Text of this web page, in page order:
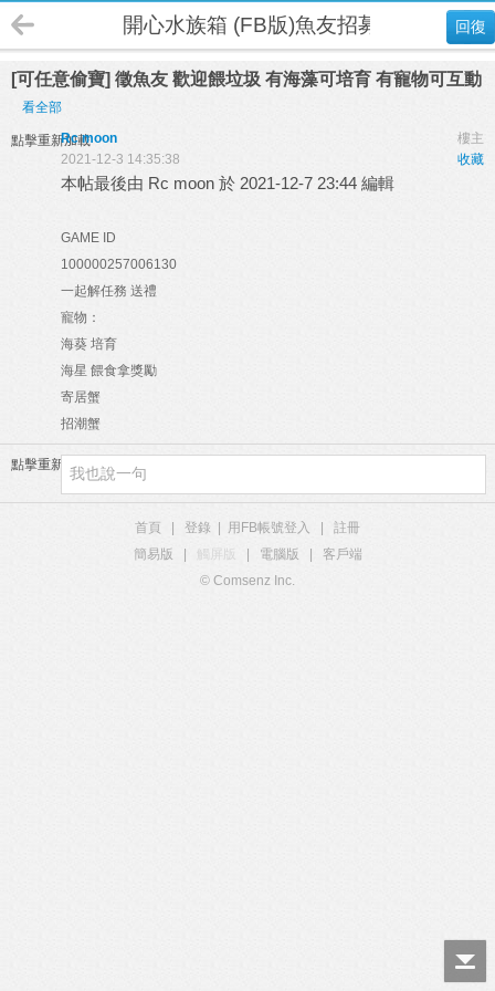
回復
開心水族箱 (FB版)魚友招募
[可任意偷寶] 徵魚友 歡迎餵垃圾 有海藻可培育 有寵物可互動
看全部
點擊重新加載 樓主
Rc moon
收藏
2021-12-3 14:35:38
本帖最後由 Rc moon 於 2021-12-7 23:44 編輯
GAME ID
100000257006130
一起解任務 送禮
寵物：
海葵 培育
海星 餵食拿獎勵
寄居蟹
招潮蟹
點擊重新加載
首頁 登錄 用FB帳號登入
註冊
簡易版
觸屏版 電腦版
客戶端
© Comsenz Inc.